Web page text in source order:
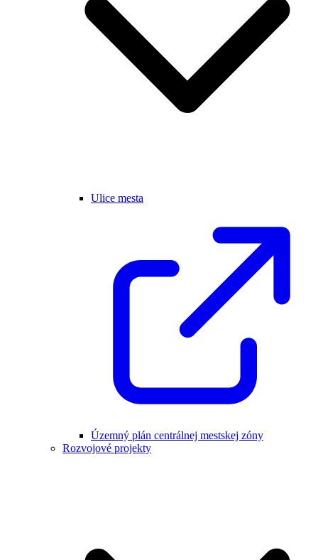
Ulice mesta
Územný plán centrálnej mestskej zóny
Rozvojové projekty